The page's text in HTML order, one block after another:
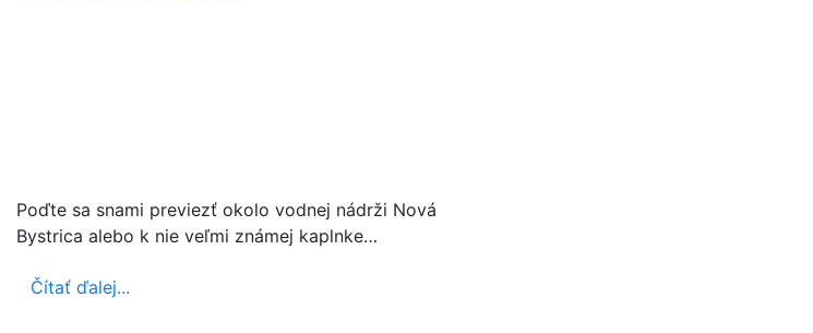
Poďte sa snami previezť okolo vodnej nádrži Nová
Bystrica alebo k nie veľmi známej kaplnke…
Čítať ďalej...